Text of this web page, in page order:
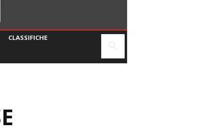
CLASSIFICHE